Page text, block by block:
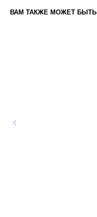
ВАМ ТАКЖЕ МОЖЕТ